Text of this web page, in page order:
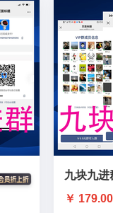
九块九进
￥